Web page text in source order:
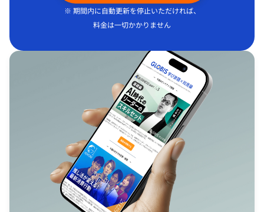
※ 期間内に自動更新を停止いただければ、
料金は一切かかりません